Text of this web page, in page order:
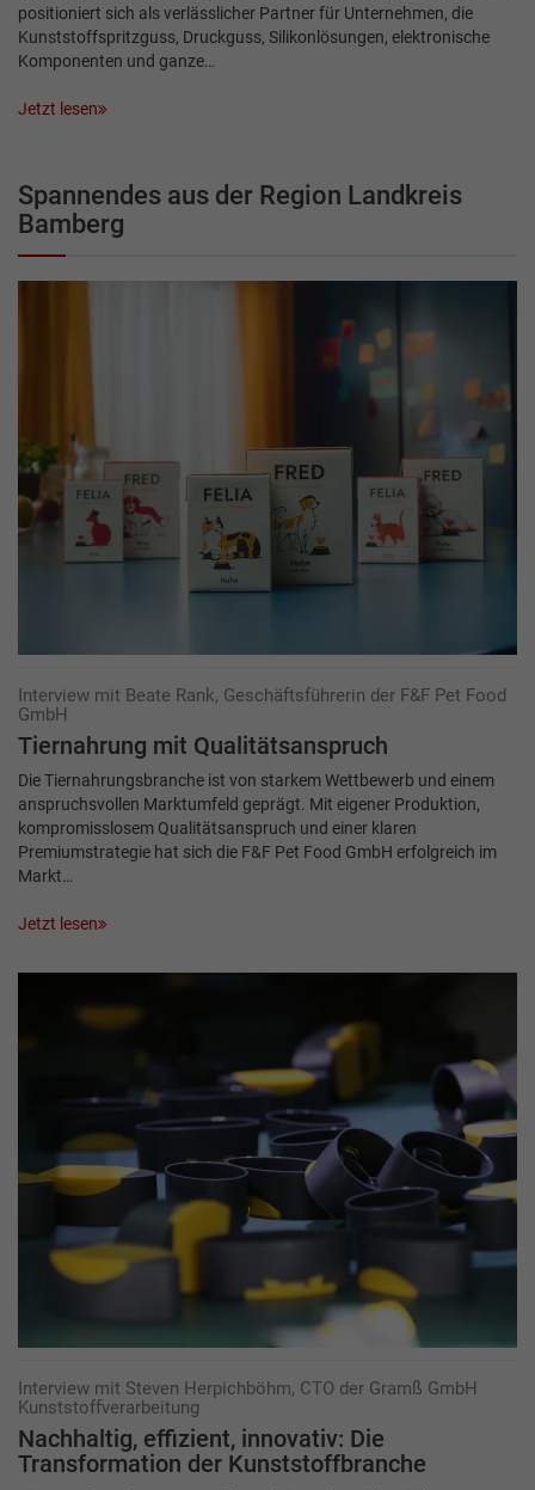
positioniert sich als verlässlicher Partner für Unternehmen, die
Kunststoffspritzguss, Druckguss, ­Silikonlösungen, elektronische
Komponenten und ganze…
Jetzt lesen
Spannendes aus der Region Landkreis
Bamberg
Interview mit Beate Rank, Geschäftsführerin der F&F Pet Food
GmbH
Tiernahrung mit Qualitätsanspruch
Die Tiernahrungsbranche ist von starkem Wettbewerb und einem
anspruchsvollen Markt­umfeld geprägt. Mit eigener Produktion,
kompromisslosem Qualitätsanspruch und einer klaren
Premiumstrategie hat sich die F&F Pet Food GmbH erfolgreich im
Markt…
Jetzt lesen
Interview mit Steven Herpichböhm, CTO der Gramß GmbH
Kunststoffverarbeitung
Nachhaltig, effizient, innovativ: Die
Transformation der Kunststoffbranche